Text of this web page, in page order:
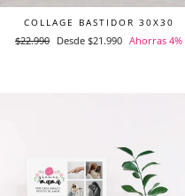
COLLAGE BASTIDOR 30X30
Precio
$22.990 Precio
Desde $21.990 Ahorras 4%